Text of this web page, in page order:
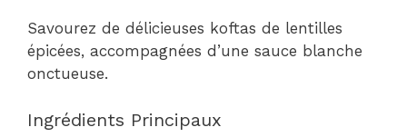
Savourez de délicieuses koftas de lentilles
épicées, accompagnées d’une sauce blanche
onctueuse.
Ingrédients Principaux